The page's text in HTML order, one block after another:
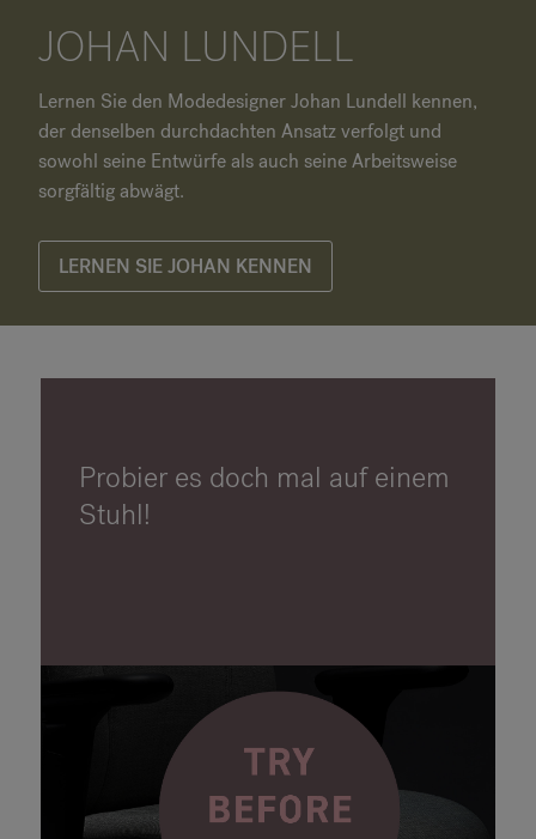
JOHAN LUNDELL
Lernen Sie den Modedesigner Johan Lundell kennen,
der denselben durchdachten Ansatz verfolgt und
sowohl seine Entwürfe als auch seine Arbeitsweise
sorgfältig abwägt.
LERNEN SIE JOHAN KENNEN
Probier es doch mal auf einem
Stuhl!